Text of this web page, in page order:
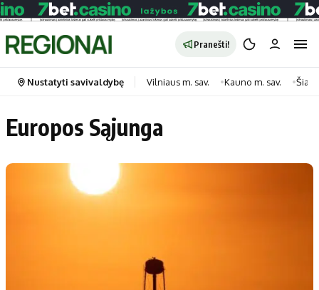
Pranešti!
Portalas
Pradinis puslapis
Savivaldybės
Transportas
Nustatyti savivaldybę Vilniaus m. sav. Kauno m. sav.
Europos Sąjunga